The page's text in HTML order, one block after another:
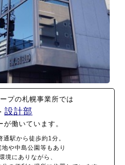
プの札幌事業所では
・ 設計部
が働いています。
通駅から徒歩約1分。
や中島公園等もあり
境にありながら、